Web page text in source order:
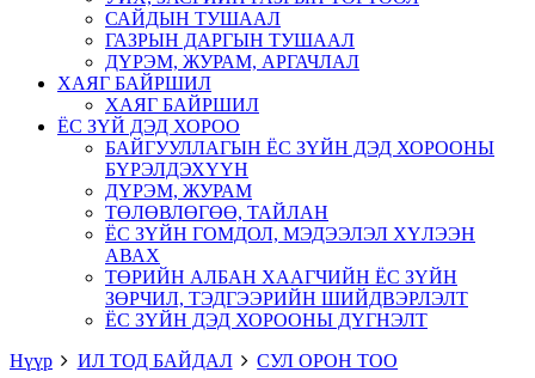
САЙДЫН ТУШААЛ
ГАЗРЫН ДАРГЫН ТУШААЛ
ДҮРЭМ, ЖУРАМ, АРГАЧЛАЛ
ХАЯГ БАЙРШИЛ
ХАЯГ БАЙРШИЛ
ЁС ЗҮЙ ДЭД ХОРОО
БАЙГУУЛЛАГЫН ЁС ЗҮЙН ДЭД ХОРООНЫ
БҮРЭЛДЭХҮҮН
ДҮРЭМ, ЖУРАМ
ТӨЛӨВЛӨГӨӨ, ТАЙЛАН
ЁС ЗҮЙН ГОМДОЛ, МЭДЭЭЛЭЛ ХҮЛЭЭН
АВАХ
ТӨРИЙН АЛБАН ХААГЧИЙН ЁС ЗҮЙН
ЗӨРЧИЛ, ТЭДГЭЭРИЙН ШИЙДВЭРЛЭЛТ
ЁС ЗҮЙН ДЭД ХОРООНЫ ДҮГНЭЛТ
Нүүр
ИЛ ТОД БАЙДАЛ СУЛ ОРОН ТОО